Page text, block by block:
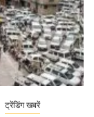
ट्रेंडिंग खबरें